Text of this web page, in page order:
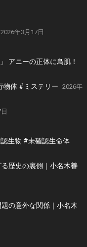
2026年3月17日
アニーの正体に鳥肌！
物体 #ミステリー 2026年
生物 #未確認生命体
歴史の裏側｜小名木善
の意外な関係｜小名木